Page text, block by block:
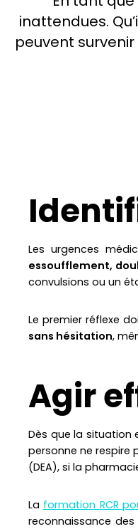
inattendues.
peuvent survenir
Les urgences
essoufflement,
convulsions ou un
Le premier réflexe
sans hésitation,
Agir
Dès que la situation
personne ne respire
(DEA), si la
La formation RCR
reconnaissance